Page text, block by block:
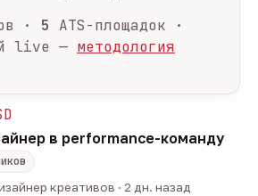
· 5 ATS-площадок ·
live — методология
в performance-команду
креативов · 2 дн. назад